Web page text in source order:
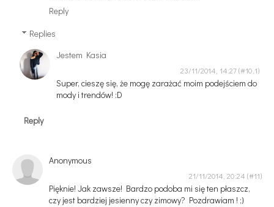
Reply
Replies
Jestem Kasia
23/11/2014, 14:27
Super, cieszę się, że mogę zarażać moim podejściem do
mody i trendów! :D
Reply
Anonymous
21/11/2014, 20:24
Pięknie! Jak zawsze! Bardzo podoba mi się ten płaszcz,
czy jest bardziej jesienny czy zimowy? Pozdrawiam ! ;)